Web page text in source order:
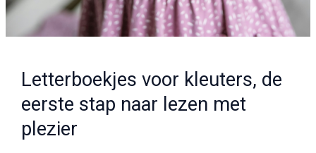
Letterboekjes voor kleuters, de
eerste stap naar lezen met
plezier